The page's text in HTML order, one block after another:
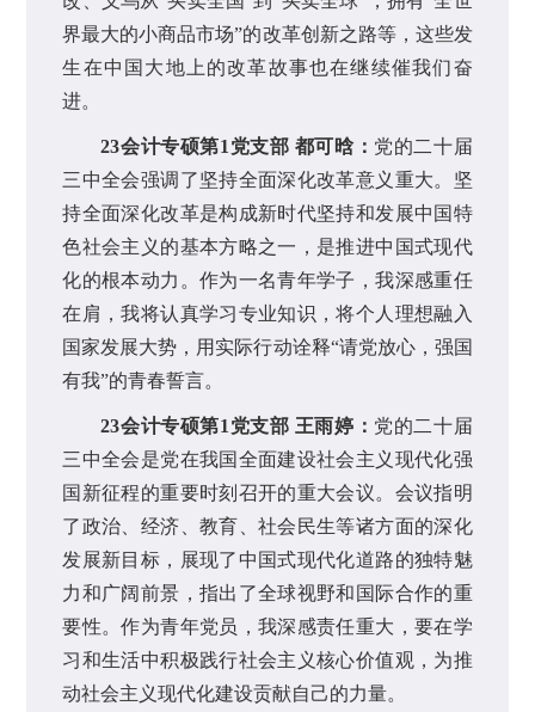
界最大的小商品市场”的改革创新之路等，这些发
生在中国大地上的改革故事也在继续催我们奋
进。
23会计专硕第1党支部 都可晗： 党的二十届
三中全会强调了坚持全面深化改革意义重大。坚
持全面深化改革是构成新时代坚持和发展中国特
色社会主义的基本方略之一，是推进中国式现代
化的根本动力。作为一名青年学子，我深感重任
在肩，我将认真学习专业知识，将个人理想融入
国家发展大势，用实际行动诠释“请党放心，强国
有我”的青春誓言。
23会计专硕第1党支部 王雨婷： 党的二十届
三中全会是党在我国全面建设社会主义现代化强
国新征程的重要时刻召开的重大会议。会议指明
了政治、经济、教育、社会民生等诸方面的深化
发展新目标，展现了中国式现代化道路的独特魅
力和广阔前景，指出了全球视野和国际合作的重
要性。作为青年党员，我深感责任重大，要在学
习和生活中积极践行社会主义核心价值观，为推
动社会主义现代化建设贡献自己的力量。